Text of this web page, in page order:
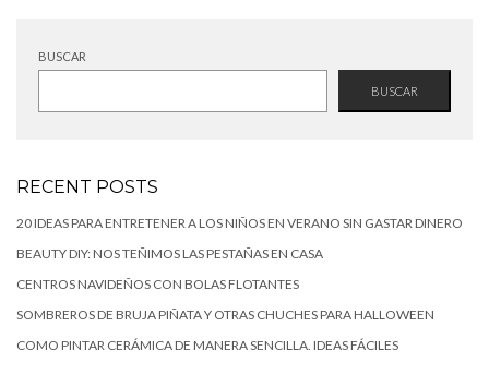
BUSCAR
BUSCAR
RECENT POSTS
20 IDEAS PARA ENTRETENER A LOS NIÑOS EN VERANO SIN GASTAR DINERO
BEAUTY DIY: NOS TEÑIMOS LAS PESTAÑAS EN CASA
CENTROS NAVIDEÑOS CON BOLAS FLOTANTES
SOMBREROS DE BRUJA PIÑATA Y OTRAS CHUCHES PARA HALLOWEEN
COMO PINTAR CERÁMICA DE MANERA SENCILLA. IDEAS FÁCILES